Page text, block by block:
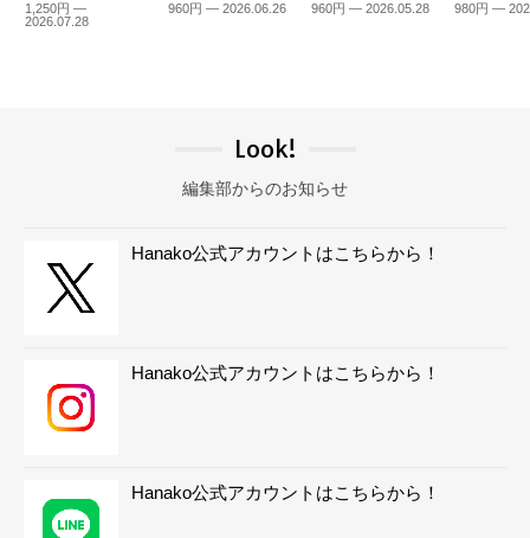
1,250円 —
2026.07.28
960円 — 2026.06.26 960円 — 2026.05.28 980円 —
Look!
編集部からのお知らせ
Hanako公式アカウントはこちらから！
Hanako公式アカウントはこちらから！
Hanako公式アカウントはこちらから！